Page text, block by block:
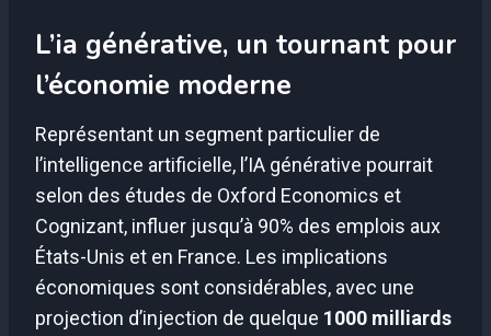
L’ia générative, un tournant pour
l’économie moderne
Représentant un segment particulier de
l’intelligence artificielle, l’IA générative pourrait
selon des études de Oxford Economics et
Cognizant, influer jusqu’à 90% des emplois aux
États-Unis et en France. Les implications
économiques sont considérables, avec une
projection d’injection de quelque 1000 milliards